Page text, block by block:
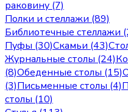
раковину (7)
Полки и стеллажи (89)
Библиотечные стеллажи
Пуфы (30)Скамьи (43)
Журнальные столы (24)
(8)Обеденные столы (15)
(3)Письменные столы (4)
столы (10)